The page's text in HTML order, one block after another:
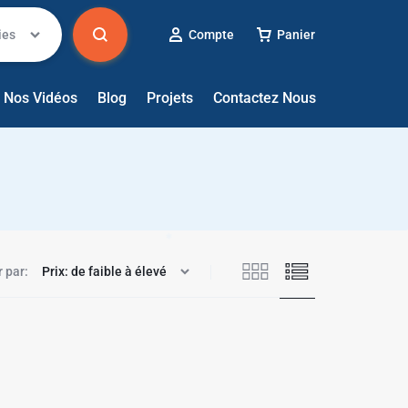
Compte Panier
Nos Vidéos Blog Projets Contactez Nous
par: